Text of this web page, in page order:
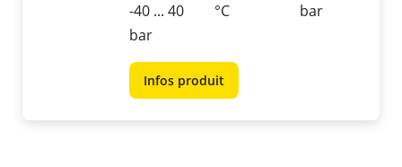
-40 ... 40
bar
°C
bar
Infos produit